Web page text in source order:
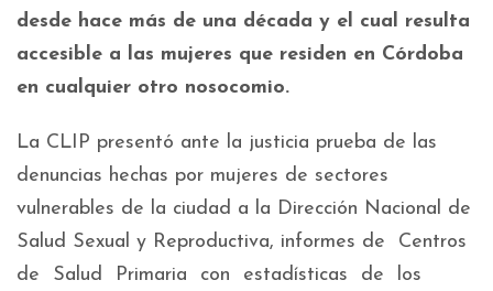
desde hace más de una década y el cual resulta
accesible a las mujeres que residen en Córdoba
en cualquier otro nosocomio.
La CLIP presentó ante la justicia prueba de las
denuncias hechas por mujeres de sectores
vulnerables de la ciudad a la Dirección Nacional de
Salud Sexual y Reproductiva, informes de Centros
de Salud Primaria con estadísticas de los